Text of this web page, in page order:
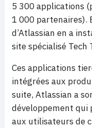
5 300 applications
1 000 partenaires).
d’Atlassian en a
site spécialisé Tech
Ces applications
intégrées aux
suite, Atlassian a
développement
aux utilisateurs de